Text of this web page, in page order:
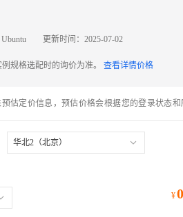
Ubuntu 更新时间： 2025-07-02
规格选配时的询价为准。 查看详情价格
估定价信息，预估价格会根据您的登录状态
华北2（北京）
¥